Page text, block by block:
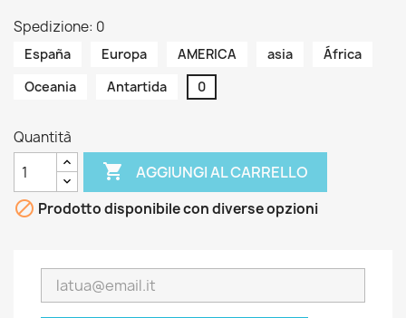
Spedizione: 0
España Europa AMERICA asia
África
Oceania
Antartida 0
Quantità
 AGGIUNGI AL CARRELLO
 Prodotto disponibile con diverse opzioni